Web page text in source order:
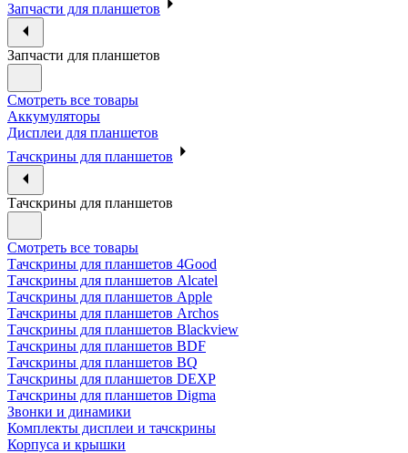
Запчасти для планшетов
Запчасти для планшетов
Смотреть все товары
Аккумуляторы
Дисплеи для планшетов
Тачскрины для планшетов
Тачскрины для планшетов
Смотреть все товары
Тачскрины для планшетов 4Good
Тачскрины для планшетов Alcatel
Тачскрины для планшетов Apple
Тачскрины для планшетов Archos
Тачскрины для планшетов Blackview
Тачскрины для планшетов BDF
Тачскрины для планшетов BQ
Тачскрины для планшетов DEXP
Тачскрины для планшетов Digma
Звонки и динамики
Комплекты дисплеи и тачскрины
Корпуса и крышки